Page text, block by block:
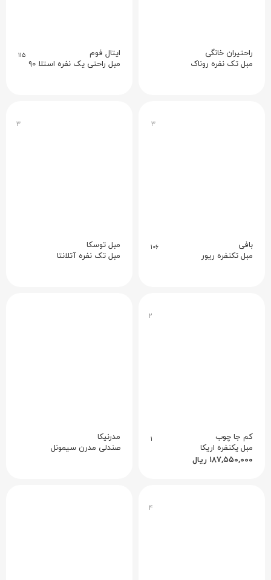
راحتیران خانگی
مبل تک نفره روناک
ایتال فوم ۱۱۵
مبل راحتی یک نفره استلا ۹۰
۳
بافی ۱۰۶
مبل تکنفره ریور
۳
مبل توسکا
مبل تک نفره آتلانتا
۲
کم جا چوب ۱
مبل یکنفره اریکا
۱۸۷,۵۵۰,۰۰۰ ریال
مدرنیکا
صندلی مدرن سیمونل
۴